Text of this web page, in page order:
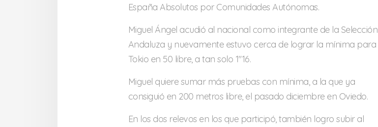
España Absolutos por Comunidades Autónomas.
Miguel Ángel acudió al nacional como integrante de la Selección
Andaluza y nuevamente estuvo cerca de lograr la mínima para
Tokio en 50 libre, a tan solo 1″16.
Miguel quiere sumar más pruebas con mínima, a la que ya
consiguió en 200 metros libre, el pasado diciembre en Oviedo.
En los dos relevos en los que participó, también logro subir al